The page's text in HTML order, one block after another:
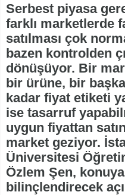
Serbest piyasa
farklı marketlerde
satılması çok
bazen kontrolden
dönüşüyor. Bir
bir ürüne, bir
kadar fiyat etiketi
ise tasarruf
uygun fiyattan
market geziyor.
Üniversitesi
Özlem Şen,
bilinçlendirecek